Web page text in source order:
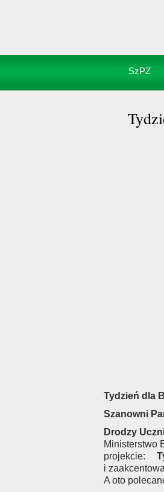
SzPZ
Tydzień dla
Szanowni
Drodzy
Ministerstwo
projekcie:
i
A oto